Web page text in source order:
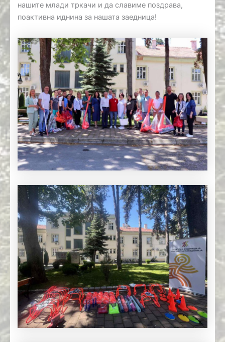
нашите млади тркачи и да славиме поздрава,
поактивна иднина за нашата заедница!